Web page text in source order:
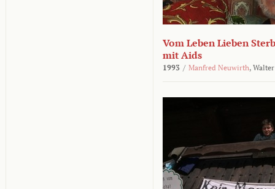
Vom Leben Lieben
mit Aids
1993 / Manfred Neuwirth,